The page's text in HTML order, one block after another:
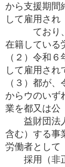
から支援期間
して雇用され
ており、
在籍している
（２）令和
して雇用され
（３）都が
からウのいず
業を都又は公
益財団法人
含む）する事
労働者として
採用（非正